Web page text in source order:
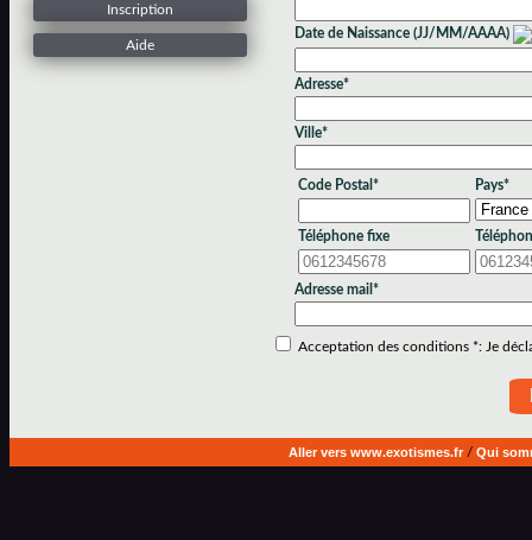
Inscription
Aide
Date de Naissance (JJ/MM/AAAA)
Adresse*
Ville*
Code Postal* Pays*
Téléphone fixe
Adresse mail*
Acceptation des conditions *: Je
Aller vers www.exotismes.fr/ Qui